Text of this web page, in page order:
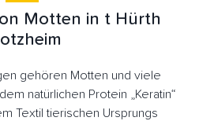
Motten in t Hürth
gehören Motten und viele
natürlichen Protein „Keratin“
Textil tierischen Ursprungs